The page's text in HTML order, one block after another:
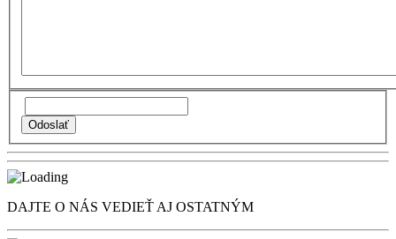
DAJTE O NÁS VEDIEŤ AJ OSTATNÝM